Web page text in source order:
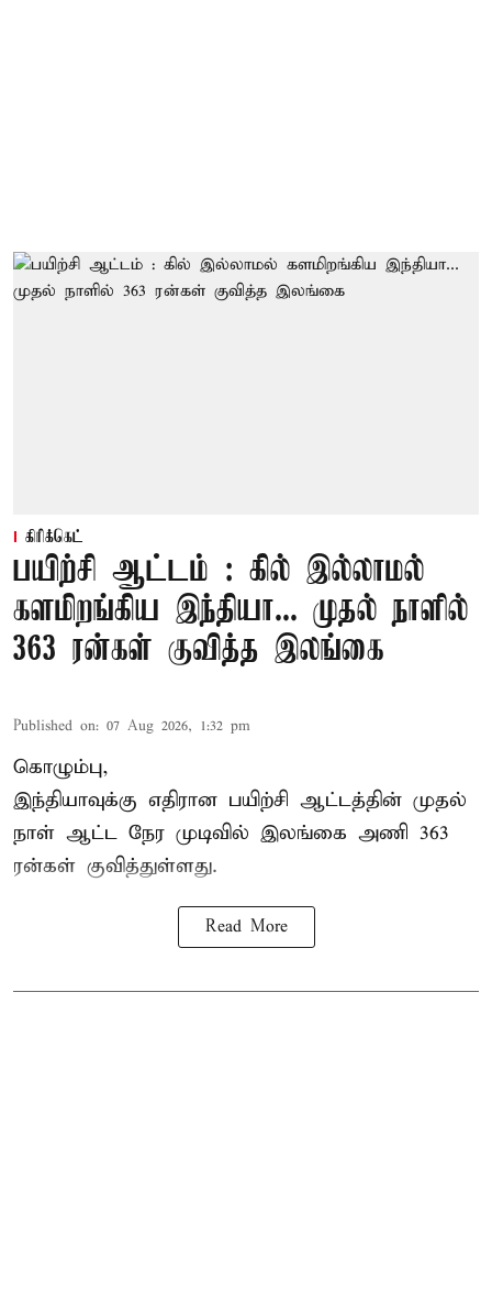
கிரிக்கெட்
பயிற்சி ஆட்டம் : கில் இல்லாமல்
களமிறங்கிய இந்தியா... முதல் நாளில்
363 ரன்கள் குவித்த இலங்கை
Published on: 07 Aug 2026, 1:32 pm
கொழும்பு,
இந்தியாவுக்கு எதிரான பயிற்சி ஆட்டத்தின் முதல்
நாள் ஆட்ட நேர முடிவில் இலங்கை அணி 363
ரன்கள் குவித்துள்ளது.
Read More